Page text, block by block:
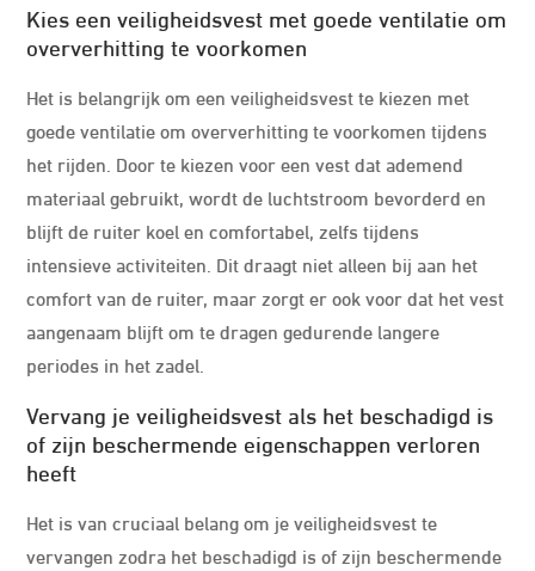
Kies een veiligheidsvest met goede ventilatie om
oververhitting te voorkomen
Het is belangrijk om een veiligheidsvest te kiezen met
goede ventilatie om oververhitting te voorkomen tijdens
het rijden. Door te kiezen voor een vest dat ademend
materiaal gebruikt, wordt de luchtstroom bevorderd en
blijft de ruiter koel en comfortabel, zelfs tijdens
intensieve activiteiten. Dit draagt niet alleen bij aan het
comfort van de ruiter, maar zorgt er ook voor dat het vest
aangenaam blijft om te dragen gedurende langere
periodes in het zadel.
Vervang je veiligheidsvest als het beschadigd is
of zijn beschermende eigenschappen verloren
heeft
Het is van cruciaal belang om je veiligheidsvest te
vervangen zodra het beschadigd is of zijn beschermende